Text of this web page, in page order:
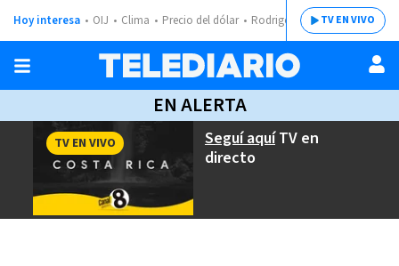
Hoy interesa OIJ Clima Precio del dólar Rodrigo ChavesTV EN VIVO
EN ALERTA
Seguí aquíTV en
directo
TV EN VIVO